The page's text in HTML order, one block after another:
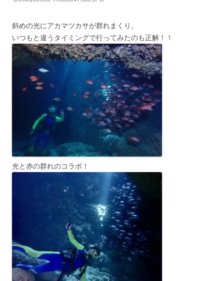
斜めの光にアカマツカサが群れまくり。
いつもと違うタイミングで行ってみたのも正解！！
光と赤の群れのコラボ！